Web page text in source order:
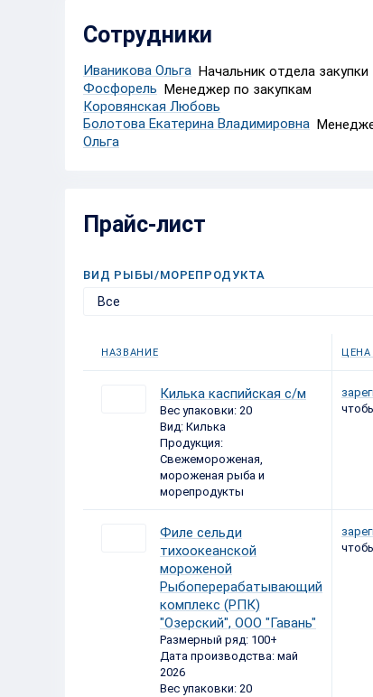
Сотрудники
Иваникова Ольга Начальник отдела закупки
Фосфорель Менеджер по закупкам
Коровянская Любовь
Болотова Екатерина Владимировна
Ольга
Прайс-лист
ВИД РЫБЫ/МОРЕПРОДУКТА
Все
НАЗВАНИЕ ЦЕНА
Килька каспийская с/м
Вес упаковки: 20
Вид: Килька
Продукция:
Свежемороженая,
мороженая рыба и
морепродукты
Филе сельди
тихоокеанской
мороженой
Рыбоперерабатывающий
комплекс (РПК)
"Озерский", ООО "Гавань"
Размерный ряд: 100+
Дата производства: май
2026
Вес упаковки: 20